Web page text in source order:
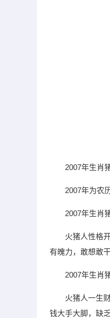
2007年生肖
2007年为农
2007年生肖
火猪人性格
有魄力，敢想敢
2007年生肖
火猪人一生
钱大手大脚，缺